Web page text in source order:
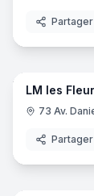
Partager
LM les
73 Av.
Partager